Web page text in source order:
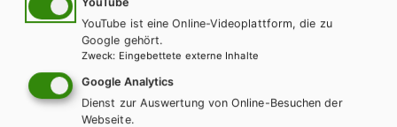
Lehrer/innenheft
Preise inkl. MwSt., zzgl. Versandkosten | E-Book-Codes sind nur bei Bestellung
über die Schulbuchaktion enthalten. | *Exklusiv über die Schulbuchaktion
erhältlich.
AUTOR/INNEN
YouTube ist eine Online-Videoplattform, die zu
Google gehört.
Zweck: Eingebettete externe Inhalte
Google Analytics
Dienst zur Auswertung von Online-Besuchen der
Webseite.